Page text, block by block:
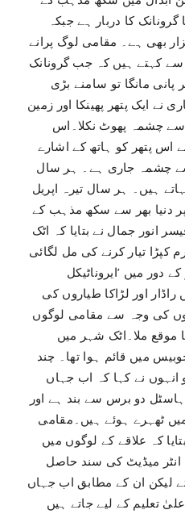
کا دربار ہے جبکہ
بھی ہے۔ مقامی لوگ پرانے
سے کہتے ہیں کہ جب گرونانک
مانگا تو سامنے بڑی
نے ایک پتھر پھینکا اور زمین
سے چشمہ پھوٹ نکلا۔اس
اس پتھر کو ہاتھ کے اشارے
چشمہ جاری ہے۔ ہر سال
ہیں۔ ہر سال تیرہ اپریل
دنیا بھر سے سکھ مذہب کے
انور جمال نے بتایا کہ اٹک
کپڑا تیار کرنے کی مل لگائی
دور میں ’ایروناٹیکل
اور لڑاکا طیاروں کی
کی وجہ سے مقامی لوگوں
موقع ملا۔اٹک شہر میں
میں قائم ہوا تھا۔ چند
نے کہا کہ اب جہاں
دو برس سے بند ہے اور
ٹھہرے ہوئے ہیں۔مقامی
کہ علاقے کے لوگوں میں
انٹر میڈیٹ کی سند حاصل
لیکن ان کے مطابق اب جہاں
تعلیم کے لیے جاتے ہیں